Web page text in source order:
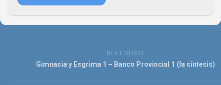
NEXT STORY
Gimnasia y Esgrima 1 – Banco Provincial 1 (la síntesis)